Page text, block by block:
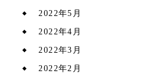
2022年5月
2022年4月
2022年3月
2022年2月